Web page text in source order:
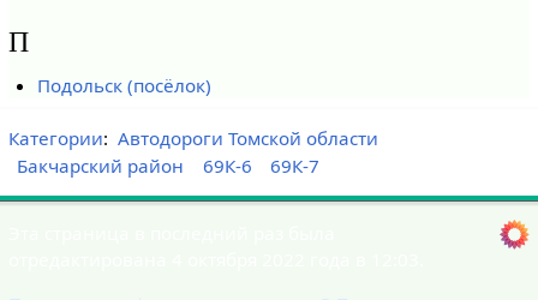
П
Подольск (посёлок)
Категории: Автодороги Томской области
Бакчарский район
69К-6 69К-7